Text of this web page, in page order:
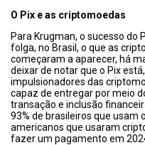
O Pix e as criptomoedas
Para Krugman, o sucesso do
folga, no Brasil, o que as
começaram a aparecer, há
deixar de notar que o Pix
impulsionadores das
capaz de entregar por meio
transação e inclusão
93% de brasileiros que usam
americanos que usaram
fazer um pagamento em